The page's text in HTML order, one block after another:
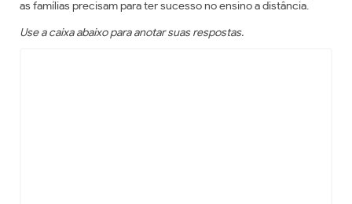
as famílias precisam para ter sucesso no ensino a distância.
Use a caixa abaixo para anotar suas respostas.